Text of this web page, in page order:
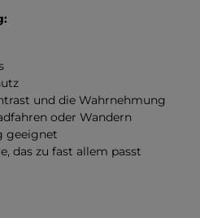
und die Wahrnehmung
oder Wandern
geeignet
das zu fast allem passt